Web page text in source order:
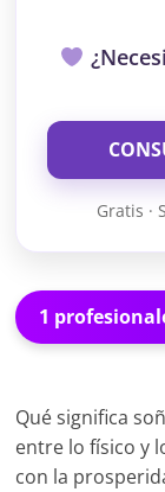
Gratis ·
1
Qué significa
entre lo físico y
con la